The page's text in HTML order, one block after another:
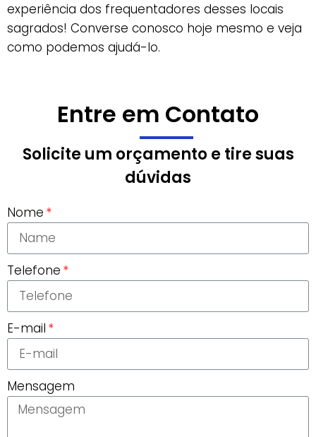
experiência dos frequentadores desses locais
sagrados! Converse conosco hoje mesmo e veja
como podemos ajudá-lo.
Entre em Contato
Solicite um orçamento e tire suas
dúvidas
Nome
Telefone
E-mail
Mensagem